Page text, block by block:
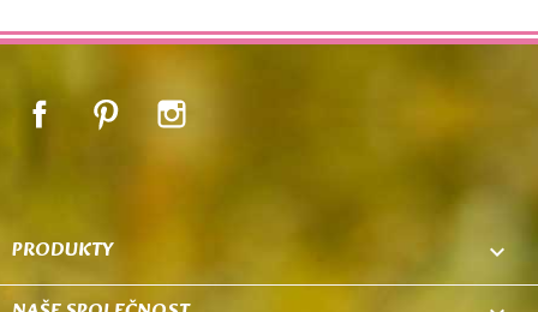
FacebookPinterest
PRODUKTY 